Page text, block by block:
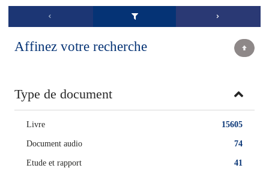
Affinez votre recherche
Type de document
15605
Livre
74
Document audio
41
Etude et rapport